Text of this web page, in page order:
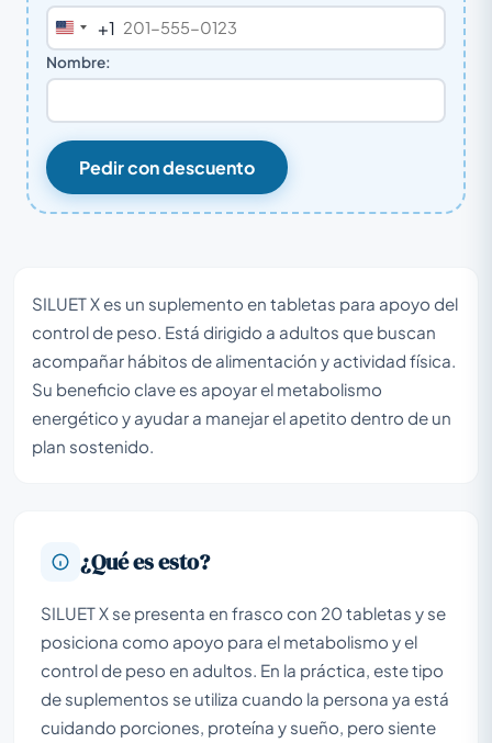
United
States
+1
Nombre:
Pedir con descuento
SILUET X es un suplemento en tabletas para apoyo del
control de peso. Está dirigido a adultos que buscan
acompañar hábitos de alimentación y actividad física.
Su beneficio clave es apoyar el metabolismo
energético y ayudar a manejar el apetito dentro de un
plan sostenido.
¿Qué es esto?
SILUET X se presenta en frasco con 20 tabletas y se
posiciona como apoyo para el metabolismo y el
control de peso en adultos. En la práctica, este tipo
de suplementos se utiliza cuando la persona ya está
cuidando porciones, proteína y sueño, pero siente